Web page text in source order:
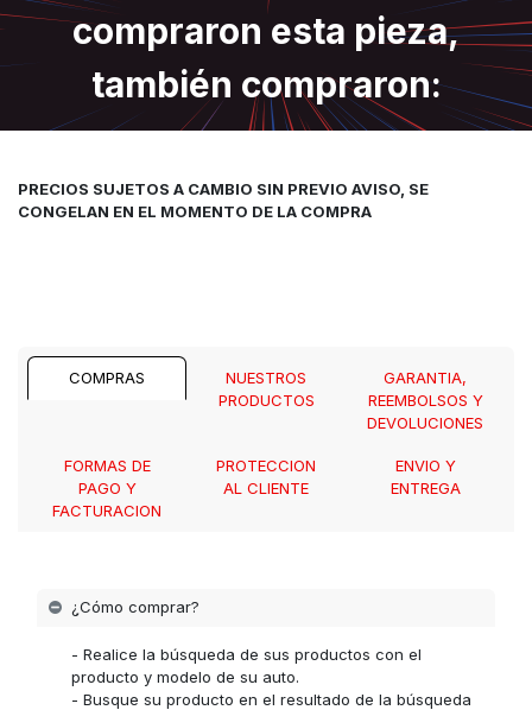
compraron esta pieza,
también compraron:
PRECIOS SUJETOS A CAMBIO SIN PREVIO AVISO, SE
CONGELAN EN EL MOMENTO DE LA COMPRA
COMPRAS
NUESTROS
PRODUCTOS
GARANTIA,
REEMBOLSOS Y
DEVOLUCIONES
FORMAS DE
PAGO Y
FACTURACION
PROTECCION
AL CLIENTE
ENVIO Y
ENTREGA
¿Cómo comprar?
- Realice la búsqueda de sus productos con el
producto y modelo de su auto.
- Busque su producto en el resultado de la búsqueda